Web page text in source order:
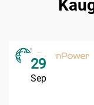
29
Sep